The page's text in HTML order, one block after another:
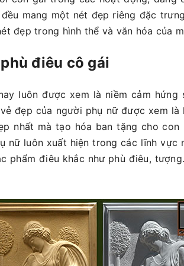
mang một nét đẹp riêng đặc
đẹp trong hình thể và văn hóa của
điêu cô gái
luôn được xem là niềm cảm hứng
đẹp của người phụ nữ được xem là
nhất mà tạo hóa ban tặng cho con
nữ luôn xuất hiện trong các lĩnh vực
phẩm điêu khắc như phù điêu,